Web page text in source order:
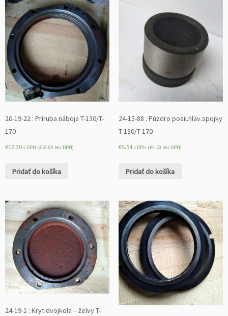
20-19-22 : Príruba náboja T-130/T-
170
€12.30 s DPH (€10.00 bez DPH)
Pridať do košíka
24-15-88 : Púzdro posil.hlav.spojky
T-130/T-170
€5.54 s DPH (€4.50 bez DPH)
Pridať do košíka
24-19-1 : Kryt dvojkola – želvy T-